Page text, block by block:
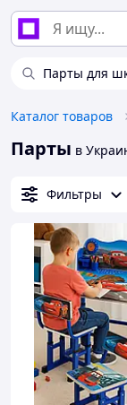
Парты для
Каталог товаров
Парты в
Фильтры